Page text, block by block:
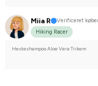
Miia R
Verificeret
Hiking Racer
Hesteshampoo Aloe Vera Trikem